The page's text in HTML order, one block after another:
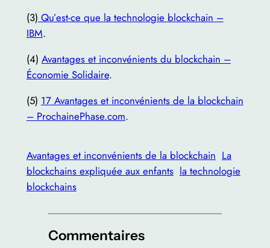
(3) Qu’est-ce que la technologie blockchain –
IBM.
(4) Avantages et inconvénients du blockchain –
Économie Solidaire.
(5) 17 Avantages et inconvénients de la blockchain
– ProchainePhase.com.
Avantages et inconvénients de la blockchain La
blockchains expliquée aux enfants la technologie
blockchains
Commentaires